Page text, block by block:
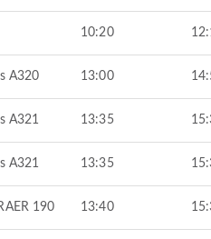
10:20
A320 13:00
A321 13:35
A321 13:35
190 13:40